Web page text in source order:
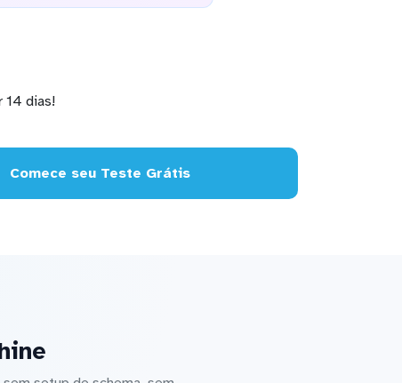
14 dias!
Comece seu Teste Grátis